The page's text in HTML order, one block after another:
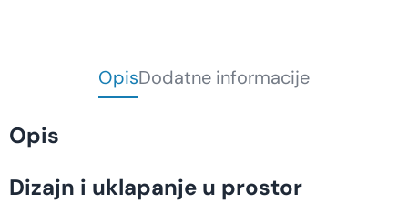
OpisDodatne informacije
Opis
Dizajn i uklapanje u prostor